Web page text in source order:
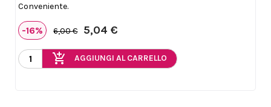
Conveniente.
-16% 6,00 € 5,04 €
add_shopping_cart AGGIUNGI AL CARRELLO